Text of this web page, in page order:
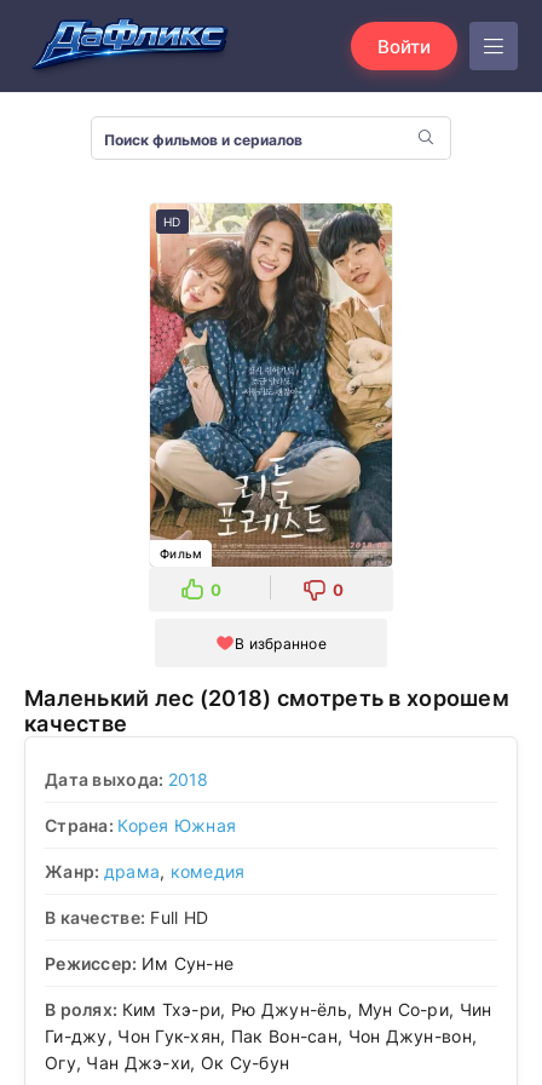
Войти
HD
Фильм
0 0
В избранное
Маленький лес (2018) смотреть в хорошем
качестве
Дата выхода: 2018
Страна: Корея Южная
Жанр: драма, комедия
В качестве: Full HD
Режиссер: Им Сун-не
В ролях: Ким Тхэ-ри, Рю Джун-ёль, Мун Со-ри, Чин
Ги-джу, Чон Гук-хян, Пак Вон-сан, Чон Джун-вон,
Огу, Чан Джэ-хи, Ок Су-бун